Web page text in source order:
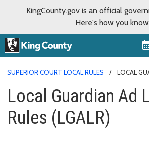
KingCounty.gov is an official
Here's how you know
SUPERIOR COURT LOCAL RULES
LOCAL
Local Guardian Ad
Rules (LGALR)